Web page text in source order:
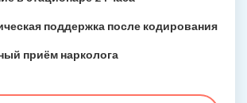
поддержка после кодирования
приём нарколога